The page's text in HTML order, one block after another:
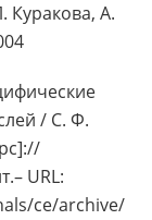
Куракова, А.
/ С. Ф.
URL:
ce/archive/